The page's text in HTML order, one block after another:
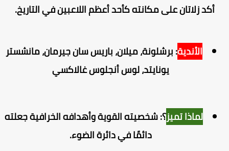
أكد زلاتان على مكانته كأحد أعظم اللاعبين في التاريخ.
الأندية: برشلونة، ميلان، باريس سان جيرمان، مانشستر
يونايتد، لوس أنجلوس غالاكسي
لماذا تميز؟: شخصيته القوية وأهدافه الخرافية جعلته
دائمًا في دائرة الضوء.